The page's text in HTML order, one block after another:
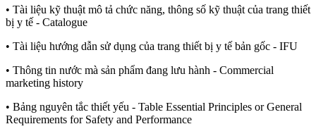
• Tài liệu kỹ thuật mô tả chức năng, thông số kỹ thuật của trang thiết
bị y tế - Catalogue
• Tài liệu hướng dẫn sử dụng của trang thiết bị y tế bản gốc - IFU
• Thông tin nước mà sản phẩm đang lưu hành - Commercial
marketing history
• Bảng nguyên tắc thiết yếu - Table Essential Principles or General
Requirements for Safety and Performance